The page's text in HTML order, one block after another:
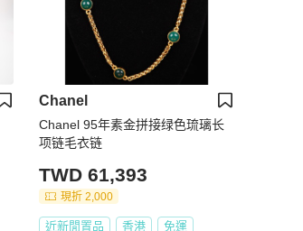
Chanel
Chanel 95年素金拼接绿色琉璃长
项链毛衣链
TWD 61,393
現折 2,000
近新閒置品 香港 免運